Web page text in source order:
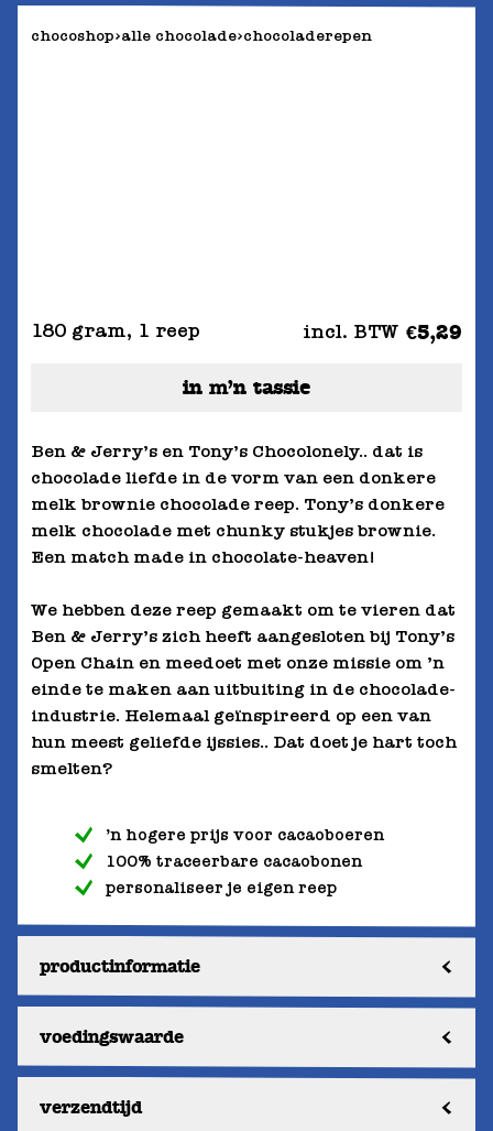
chocoshop alle chocolade chocoladerepen
180 gram, 1 reep €5,29
incl. BTW
in m’n tassie
Ben & Jerry’s en Tony’s Chocolonely.. dat is
chocolade liefde in de vorm van een donkere
melk brownie chocolade reep. Tony’s donkere
melk chocolade met chunky stukjes brownie.
Een match made in chocolate-heaven!
We hebben deze reep gemaakt om te vieren dat
Ben & Jerry’s zich heeft aangesloten bij Tony’s
Open Chain en meedoet met onze missie om ’n
einde te maken aan uitbuiting in de chocolade-
industrie. Helemaal geïnspireerd op een van
hun meest geliefde ijssies.. Dat doet je hart toch
smelten?
’n hogere prijs voor cacaoboeren
100% traceerbare cacaobonen
personaliseer je eigen reep
productinformatie
voedingswaarde
verzendtijd